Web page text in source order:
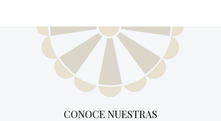
CONOCE NUESTRAS